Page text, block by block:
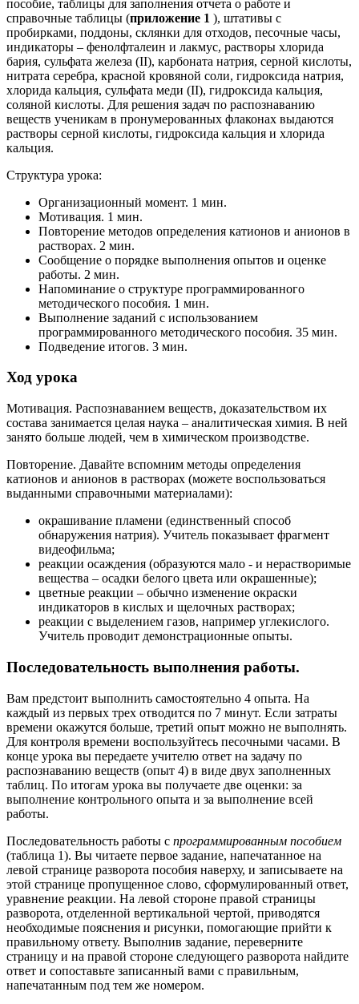
пособие, таблицы для заполнения отчета о работе и
справочные таблицы (приложение 1 ), штативы с
пробирками, поддоны, склянки для отходов, песочные часы,
индикаторы – фенолфталеин и лакмус, растворы хлорида
бария, сульфата железа (II), карбоната натрия, серной кислоты,
нитрата серебра, красной кровяной соли, гидроксида натрия,
хлорида кальция, сульфата меди (II), гидроксида кальция,
соляной кислоты. Для решения задач по распознаванию
веществ ученикам в пронумерованных флаконах выдаются
растворы серной кислоты, гидроксида кальция и хлорида
кальция.
Структура урока:
Организационный момент. 1 мин.
Мотивация. 1 мин.
Повторение методов определения катионов и анионов в
растворах. 2 мин.
Сообщение о порядке выполнения опытов и оценке
работы. 2 мин.
Напоминание о структуре программированного
методического пособия. 1 мин.
Выполнение заданий с использованием
программированного методического пособия. 35 мин.
Подведение итогов. 3 мин.
Ход урока
Мотивация. Распознаванием веществ, доказательством их
состава занимается целая наука – аналитическая химия. В ней
занято больше людей, чем в химическом производстве.
Повторение. Давайте вспомним методы определения
катионов и анионов в растворах (можете воспользоваться
выданными справочными материалами):
окрашивание пламени (единственный способ
обнаружения натрия). Учитель показывает фрагмент
видеофильма;
реакции осаждения (образуются мало - и нерастворимые
вещества – осадки белого цвета или окрашенные);
цветные реакции – обычно изменение окраски
индикаторов в кислых и щелочных растворах;
реакции с выделением газов, например углекислого.
Учитель проводит демонстрационные опыты.
Последовательность выполнения работы.
Вам предстоит выполнить самостоятельно 4 опыта. На
каждый из первых трех отводится по 7 минут. Если затраты
времени окажутся больше, третий опыт можно не выполнять.
Для контроля времени воспользуйтесь песочными часами. В
конце урока вы передаете учителю ответ на задачу по
распознаванию веществ (опыт 4) в виде двух заполненных
таблиц. По итогам урока вы получаете две оценки: за
выполнение контрольного опыта и за выполнение всей
работы.
Последовательность работы с программированным пособием
(таблица 1). Вы читаете первое задание, напечатанное на
левой странице разворота пособия наверху, и записываете на
этой странице пропущенное слово, сформулированный ответ,
уравнение реакции. На левой стороне правой страницы
разворота, отделенной вертикальной чертой, приводятся
необходимые пояснения и рисунки, помогающие прийти к
правильному ответу. Выполнив задание, переверните
страницу и на правой стороне следующего разворота найдите
ответ и сопоставьте записанный вами с правильным,
напечатанным под тем же номером.